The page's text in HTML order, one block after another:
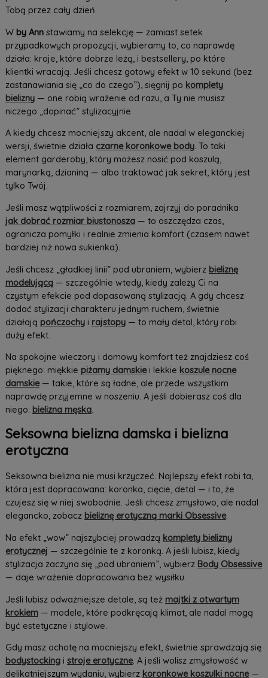
Tobą przez cały dzień.
W by Annstawiamy na selekcję — zamiast setek
przypadkowych propozycji, wybieramy to, co naprawdę
działa: kroje, które dobrze leżą, i bestsellery, po które
klientki wracają. Jeśli chcesz gotowy efekt w 10 sekund (bez
zastanawiania się „co do czego”), sięgnij po komplety
bielizny— one robią wrażenie od razu, a Ty nie musisz
niczego „dopinać” stylizacyjnie.
A kiedy chcesz mocniejszy akcent, ale nadal w eleganckiej
wersji, świetnie działa czarne koronkowe body. To taki
element garderoby, który możesz nosić pod koszulą,
marynarką, dzianiną — albo traktować jak sekret, który jest
tylko Twój.
Jeśli masz wątpliwości z rozmiarem, zajrzyj do poradnika
jak dobrać rozmiar biustonosza— to oszczędza czas,
ogranicza pomyłki i realnie zmienia komfort (czasem nawet
bardziej niż nowa sukienka).
Jeśli chcesz „gładkiej linii” pod ubraniem, wybierz bieliznę
modelującą— szczególnie wtedy, kiedy zależy Ci na
czystym efekcie pod dopasowaną stylizacją. A gdy chcesz
dodać stylizacji charakteru jednym ruchem, świetnie
działają pończochyi rajstopy— to mały detal, który robi
duży efekt.
Na spokojne wieczory i domowy komfort też znajdziesz coś
pięknego: miękkie piżamy damskiei lekkie koszule nocne
damskie— takie, które są ładne, ale przede wszystkim
naprawdę przyjemne w noszeniu. A jeśli dobierasz coś dla
niego: bielizna męska.
Seksowna bielizna damska i bielizna
erotyczna
Seksowna bielizna nie musi krzyczeć. Najlepszy efekt robi ta,
która jest dopracowana: koronka, cięcie, detal — i to, że
czujesz się w niej swobodnie. Jeśli chcesz zmysłowo, ale nadal
elegancko, zobacz bieliznę erotyczną marki Obsessive.
Na efekt „wow” najszybciej prowadzą komplety bielizny
erotycznej — szczególnie te z koronką. A jeśli lubisz, kiedy
stylizacja zaczyna się „pod ubraniem”, wybierz Body Obsessive
— daje wrażenie dopracowania bez wysiłku.
Jeśli lubisz odważniejsze detale, są też majtki z otwartym
krokiem— modele, które podkręcają klimat, ale nadal mogą
być estetyczne i stylowe.
Gdy masz ochotę na mocniejszy efekt, świetnie sprawdzają się
bodystockingi stroje erotyczne. A jeśli wolisz zmysłowość w
delikatniejszym wydaniu, wybierz koronkowe koszulki nocne—